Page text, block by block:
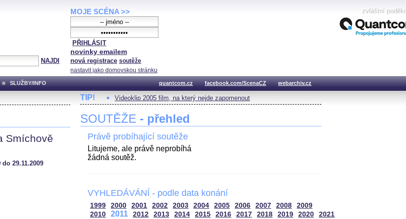
NAJDI
MOJE SCÉNA >>
PŘIHLÁSIT
novinky emailem
nová registrace soutěže
nastavit jako domovskou stránku
zvláštní
SLUŽBY/INFO quantcom.cz facebook.com/ScenaCZ webarchiv.cz
Smíchově
do 29.11.2009
TIP! Videoklip 2005 film, na který nejde zapomenout
SOUTĚŽE - přehled
Právě probíhající soutěže
Litujeme, ale právě neprobíhá
žádná soutěž.
VYHLEDÁVÁNÍ - podle data konání
1999 2000 2001 2002 2003 2004 2005 2006 2007 2008
2009
2010
2011 2012 2013 2014 2015 2016 2017 2018 2019 2020
2021